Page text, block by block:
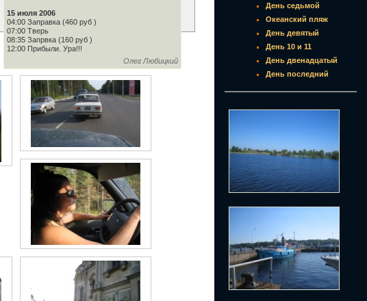
15 июля 2006
04:00 Заправка (460 руб )
07:00 Тверь
08:35 Запрвка (160 руб )
12:00 Прибыли. Ура!!!
Олег Любицкий
День седьмой
Океанский пляж
День девятый
День 10 и 11
День двенадцатый
День последний